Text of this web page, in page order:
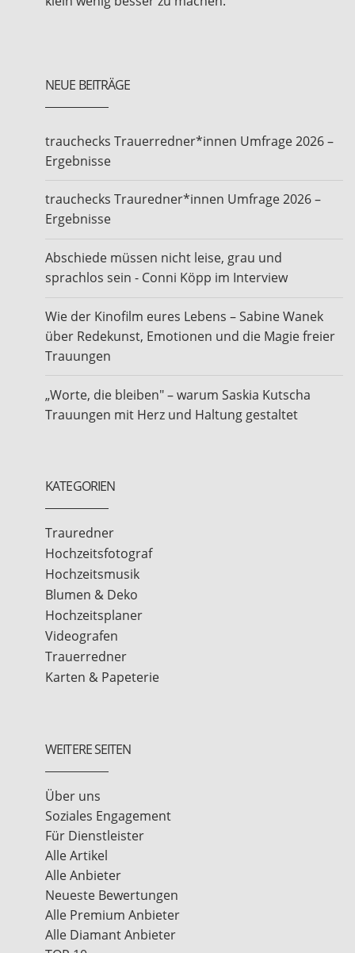
NEUE BEITRÄGE
trauchecks Trauerredner*innen Umfrage 2026 –
Ergebnisse
trauchecks Trauredner*innen Umfrage 2026 –
Ergebnisse
Abschiede müssen nicht leise, grau und
sprachlos sein - Conni Köpp im Interview
Wie der Kinofilm eures Lebens – Sabine Wanek
über Redekunst, Emotionen und die Magie freier
Trauungen
„Worte, die bleiben" – warum Saskia Kutscha
Trauungen mit Herz und Haltung gestaltet
KATEGORIEN
Trauredner
Hochzeitsfotograf
Hochzeitsmusik
Blumen & Deko
Hochzeitsplaner
Videografen
Trauerredner
Karten & Papeterie
WEITERE SEITEN
Über uns
Soziales Engagement
Für Dienstleister
Alle Artikel
Alle Anbieter
Neueste Bewertungen
Alle Premium Anbieter
Alle Diamant Anbieter